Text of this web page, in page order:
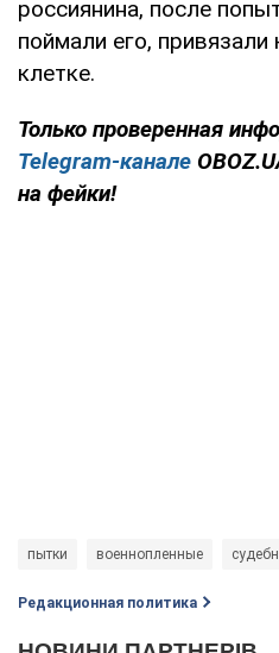
россиянина, после
поймали его,
клетке.
Только проверенная
Telegram-канале
на фейки!
пытки военнопленные
Редакционная политика